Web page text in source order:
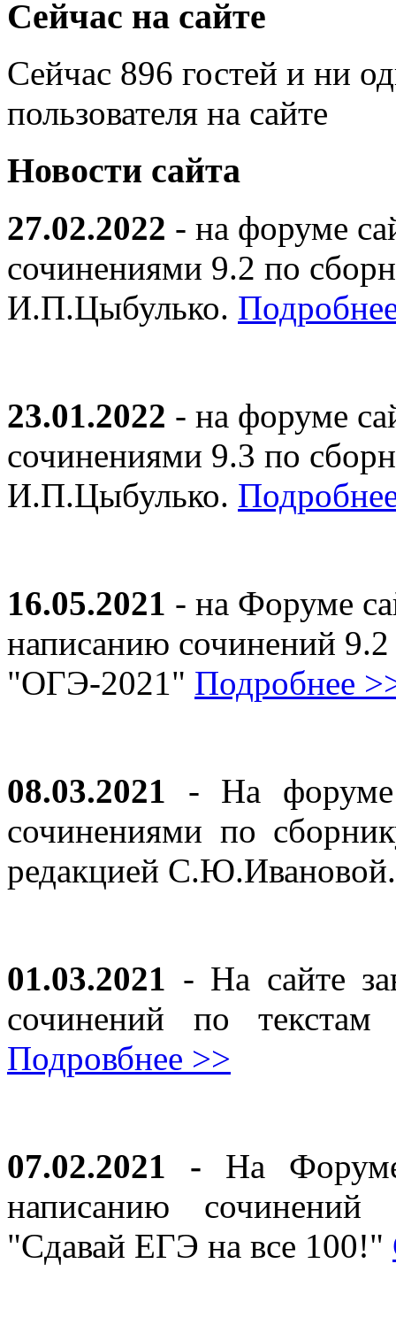
Сейчас на сайте
Сейчас 896 гостей и ни
пользователя на сайте
Новости сайта
27.02.2022 - на форуме
сочинениями 9.2 по
И.П.Цыбулько.
23.01.2022 - на форуме
сочинениями 9.3 по
И.П.Цыбулько.
16.05.2021 - на Форуме
написанию сочинений
"ОГЭ-2021" Подробнее
08.03.2021 - На форуме
сочинениями по
редакцией
01.03.2021 - На сайте
сочинений по
Подровбнее >>
07.02.2021 - На
написанию
"Сдавай ЕГЭ на все 100!"